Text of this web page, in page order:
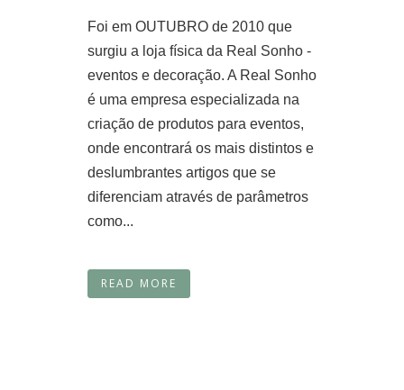
Foi em OUTUBRO de 2010 que
surgiu a loja física da Real Sonho -
eventos e decoração. A Real Sonho
é uma empresa especializada na
criação de produtos para eventos,
onde encontrará os mais distintos e
deslumbrantes artigos que se
diferenciam através de parâmetros
como...
READ MORE